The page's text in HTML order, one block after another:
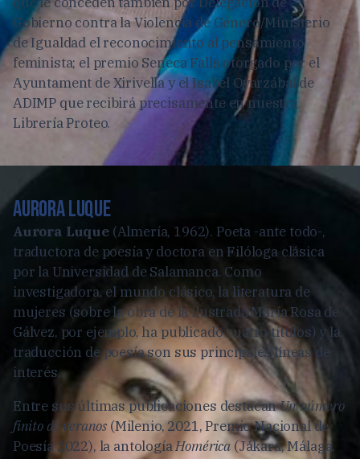
Gobierno contra la Violencia de Género/Ministerio
de Igualdad el reconocimiento al pensamiento
feminista; el premio Seneca Falls otorgado por el
Ayuntament de Xirivella y el Isabel Oyarzábal de
ADIMP que recibirá precisamente en nuestra
Librería Proteo.
Aurora Luque
Aurora Luque(Almería, 1962). Poeta -ante todo-,
traductora de poesía y doctora en Filóloga clásica
por la Universidad de Salamanca. Como
investigadora, el mundo clásico, la literatura de
mujeres (sobre la obra de la ilustrada María Rosa de
Gálvez, por ejemplo, ha publicado cuatro títulos) y la
traducción de poesía son sus principales líneas de
interés.
Entre sus últimas publicaciones destacanUn número
finito de veranos (Milenio, 2021, Premio Nacional de
Poesía 2022), la antologíaHomérica (Jákara, Málaga,